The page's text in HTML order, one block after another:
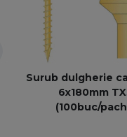
Surub dulgherie
6x180mm
(100buc/